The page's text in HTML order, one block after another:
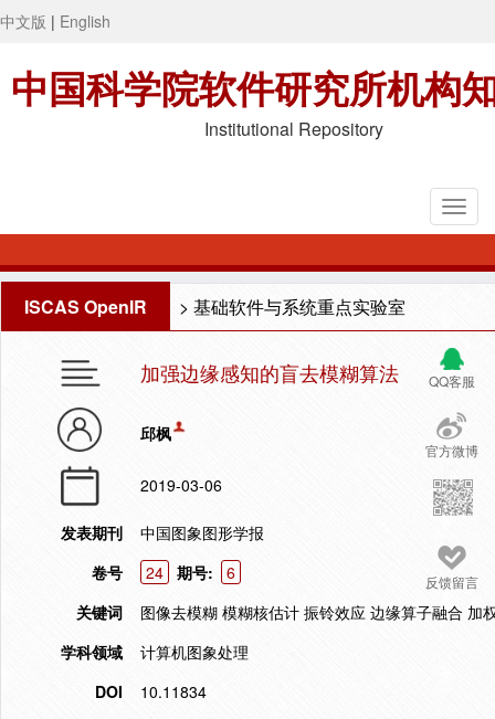
中文版 | English
中国科学院软件研究所机构
Institutional Repository
ISCAS OpenIR > 基础软件与系统重点实验室
QQ客服
官方微博
反馈留言
加强边缘感知的盲去模糊算法
邱枫
2019-03-06
发表期刊
中国图象图形学报
卷号
24 期号:
6
关键词
图像去模糊 模糊核估计 振铃效应 边缘算子融合 加
学科领域
计算机图象处理
DOI
10.11834